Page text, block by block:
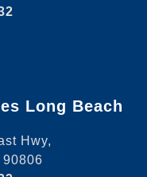
Long Beach
Hwy,
90806